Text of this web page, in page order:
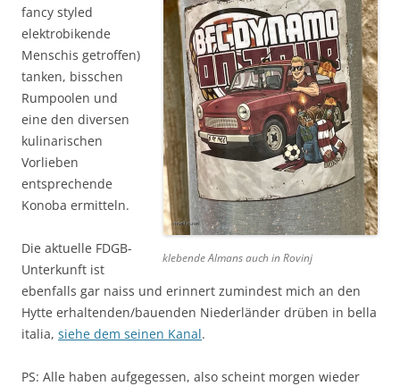
klebende Almans auch in Rovinj
fancy styled
elektrobikende
Menschis getroffen)
tanken, bisschen
Rumpoolen und
eine den diversen
kulinarischen
Vorlieben
entsprechende
Konoba ermitteln.
Die aktuelle FDGB-
Unterkunft ist
ebenfalls gar naiss und erinnert zumindest mich an den
Hytte erhaltenden/bauenden Niederländer drüben in bella
italia, siehe dem seinen Kanal.
PS: Alle haben aufgegessen, also scheint morgen wieder